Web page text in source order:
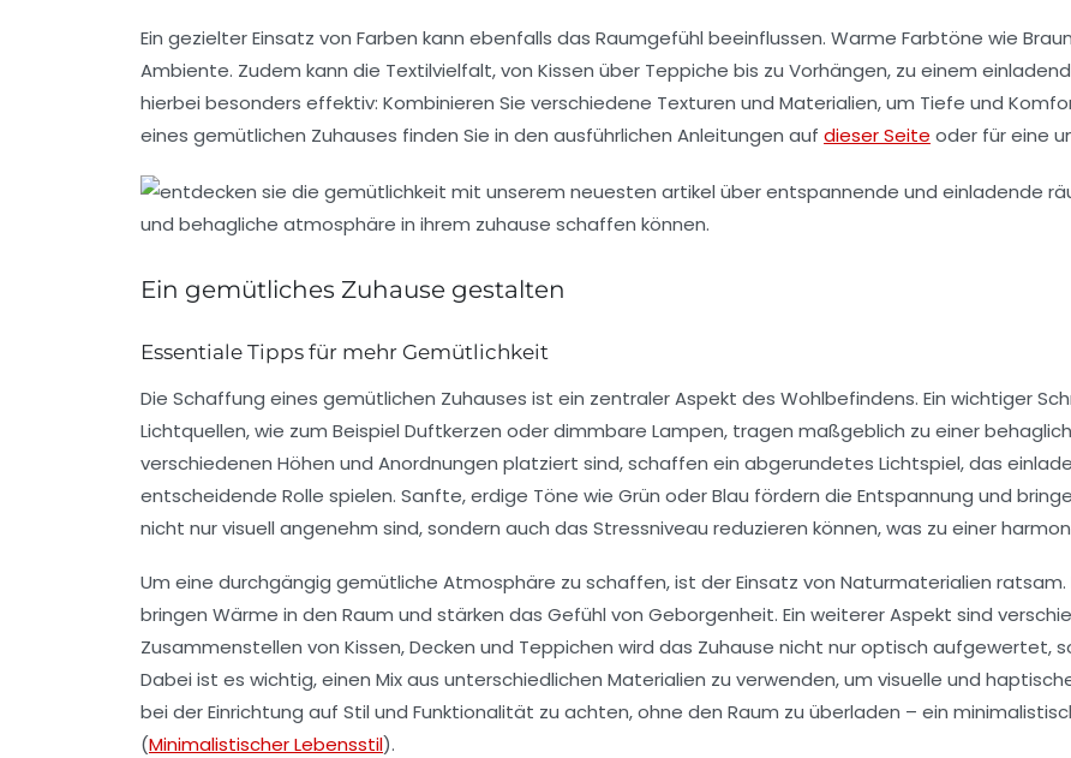
Ein gezielter Einsatz von Farben kann ebenfalls das Raumgefühl beeinflussen. Warme Farbtöne wie
Ambiente. Zudem kann die Textilvielfalt, von Kissen über Teppiche bis zu Vorhängen, zu einem
hierbei besonders effektiv: Kombinieren Sie verschiedene Texturen und Materialien, um Tiefe und
eines gemütlichen Zuhauses finden Sie in den ausführlichen Anleitungen auf dieser Seite oder für eine
Ein gemütliches Zuhause gestalten
Essentiale Tipps für mehr Gemütlichkeit
Die Schaffung eines gemütlichen Zuhauses ist ein zentraler Aspekt des Wohlbefindens. Ein wichtiger
Lichtquellen, wie zum Beispiel Duftkerzen oder dimmbare Lampen, tragen maßgeblich zu einer
verschiedenen Höhen und Anordnungen platziert sind, schaffen ein abgerundetes Lichtspiel, das
entscheidende Rolle spielen. Sanfte, erdige Töne wie Grün oderBlau fördern die Entspannung und
nicht nur visuell angenehm sind, sondern auch das Stressniveau reduzieren können, was zu einer
Um eine durchgängig gemütliche Atmosphäre zu schaffen, ist der Einsatz von Naturmaterialien ratsam.
bringen Wärme in den Raum und stärken das Gefühl von Geborgenheit. Ein weiterer Aspekt sind
Zusammenstellen von Kissen, Decken und Teppichen wird das Zuhause nicht nur optisch
Dabei ist es wichtig, einen Mixaus unterschiedlichen Materialien zu verwenden, um visuelle und
bei der Einrichtung auf Stil und Funktionalität zu achten, ohne den Raum zu überladen – ein
(Minimalistischer Lebensstil).